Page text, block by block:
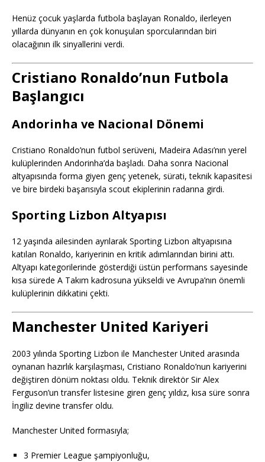
Henüz çocuk yaşlarda futbola başlayan Ronaldo, ilerleyen
yıllarda dünyanın en çok konuşulan sporcularından biri
olacağının ilk sinyallerini verdi.
Cristiano Ronaldo’nun Futbola
Başlangıcı
Andorinha ve Nacional Dönemi
Cristiano Ronaldo’nun futbol serüveni, Madeira Adası’nın yerel
kulüplerinden Andorinha’da başladı. Daha sonra Nacional
altyapısında forma giyen genç yetenek, sürati, teknik kapasitesi
ve bire birdeki başarısıyla scout ekiplerinin radarına girdi.
Sporting Lizbon Altyapısı
12 yaşında ailesinden ayrılarak Sporting Lizbon altyapısına
katılan Ronaldo, kariyerinin en kritik adımlarından birini attı.
Altyapı kategorilerinde gösterdiği üstün performans sayesinde
kısa sürede A Takım kadrosuna yükseldi ve Avrupa’nın önemli
kulüplerinin dikkatini çekti.
Manchester United Kariyeri
2003 yılında Sporting Lizbon ile Manchester United arasında
oynanan hazırlık karşılaşması, Cristiano Ronaldo’nun kariyerini
değiştiren dönüm noktası oldu. Teknik direktör Sir Alex
Ferguson’un transfer listesine giren genç yıldız, kısa süre sonra
İngiliz devine transfer oldu.
Manchester United formasıyla;
3 Premier League şampiyonluğu,